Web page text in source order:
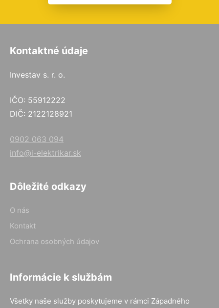
Kontaktné údaje
Investav s. r. o.
IČO: 55912222
DIČ: 2122128921
0902 063 094
info@i-elektrikar.sk
Dôležité odkazy
O nás
Kontakt
Ochrana osobných údajov
Informácie k službám
Všetky naše služby poskytujeme v rámci Západného